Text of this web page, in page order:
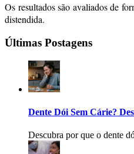
Os resultados são avaliados de
distendida.
Últimas Postagens
Dente Dói Sem Cárie?
Descubra por que o dente